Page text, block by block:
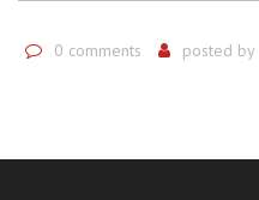
0 comments posted by